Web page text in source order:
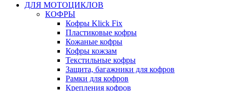
ДЛЯ МОТОЦИКЛОВ
КОФРЫ
Кофры Klick Fix
Пластиковые кофры
Кожаные кофры
Кофры кожзам
Текстильные кофры
Защита, багажники для кофров
Рамки для кофров
Крепления кофров